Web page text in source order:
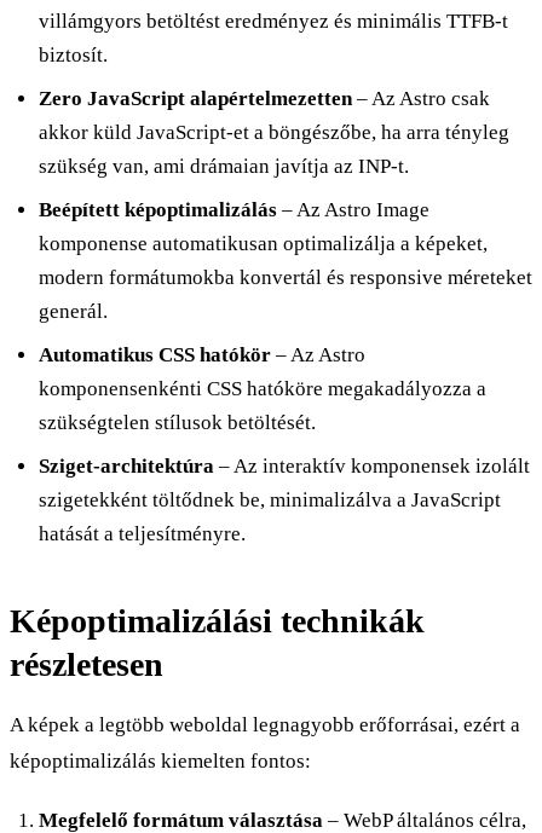
villámgyors betöltést eredményez és minimális TTFB-t
biztosít.
Zero JavaScript alapértelmezetten – Az Astro csak
akkor küld JavaScript-et a böngészőbe, ha arra tényleg
szükség van, ami drámaian javítja az INP-t.
Beépített képoptimalizálás – Az Astro Image
komponense automatikusan optimalizálja a képeket,
modern formátumokba konvertál és responsive méreteket
generál.
Automatikus CSS hatókör – Az Astro
komponensenkénti CSS hatóköre megakadályozza a
szükségtelen stílusok betöltését.
Sziget-architektúra – Az interaktív komponensek izolált
szigetekként töltődnek be, minimalizálva a JavaScript
hatását a teljesítményre.
Képoptimalizálási technikák
részletesen
A képek a legtöbb weboldal legnagyobb erőforrásai, ezért a
képoptimalizálás kiemelten fontos:
Megfelelő formátum választása – WebP általános célra,